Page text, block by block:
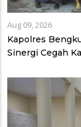
Aug 09, 2026
Kapolres
Sinergi Cegah